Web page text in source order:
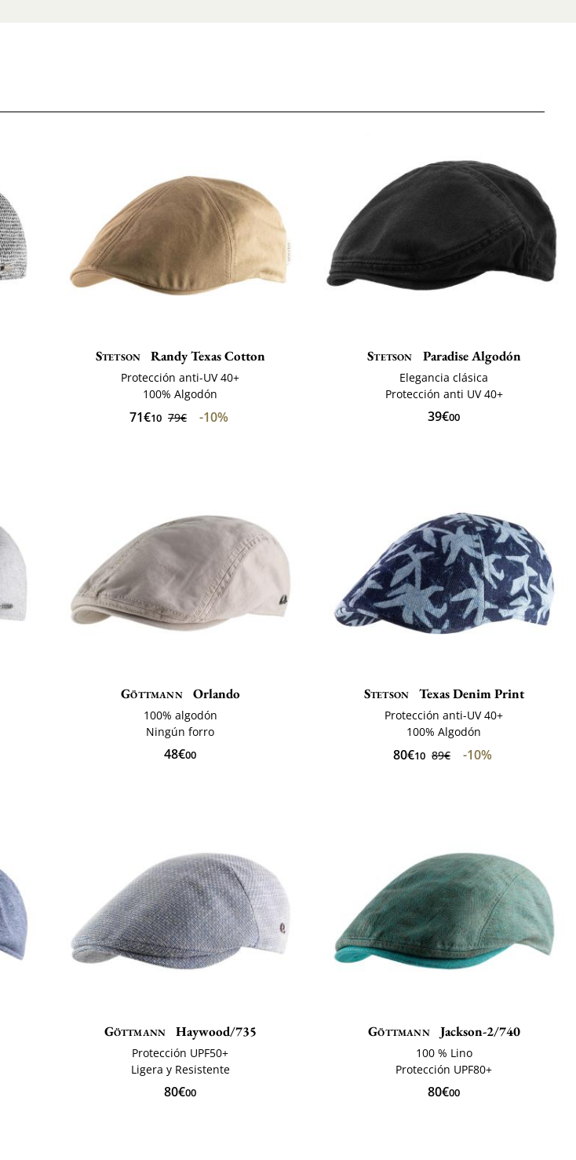
Stetson Randy Texas Cotton
Protección anti-UV 40+
100% Algodón
71€10 79€ -10%
Stetson Paradise Algodón
Elegancia clásica
Protección anti UV 40+
39€00
Göttmann Orlando
100% algodón
Ningún forro
48€00
Stetson Texas Denim Print
Protección anti-UV 40+
100% Algodón
80€10 89€ -10%
Göttmann Haywood/735
Protección UPF50+
Ligera y Resistente
80€00
Göttmann Jackson-2/740
100 % Lino
Protección UPF80+
80€00